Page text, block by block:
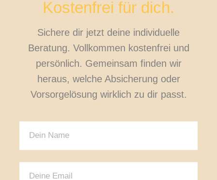
Kostenfrei für dich.
Sichere dir jetzt deine individuelle
Beratung. Vollkommen kostenfrei und
persönlich. Gemeinsam finden wir
heraus, welche Absicherung oder
Vorsorgelösung wirklich zu dir passt.